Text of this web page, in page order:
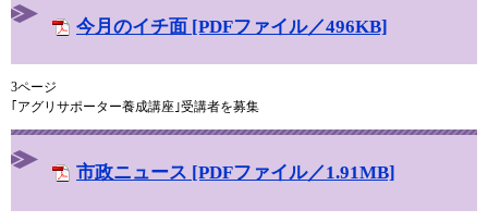
今月のイチ面 [PDFファイル／496KB]
3ページ
｢アグリサポーター養成講座｣受講者を募集
市政ニュース [PDFファイル／1.91MB]